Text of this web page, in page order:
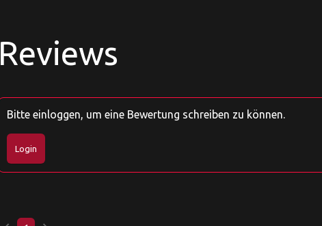
Reviews
Bitte einloggen, um eine Bewertung schreiben zu können.
Login